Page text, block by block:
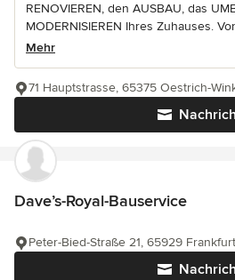
RENOVIEREN, den AUSBAU, das
MODERNISIEREN Ihres Zuhauses.
Mehr
71 Hauptstrasse, 65375 Oestrich-
Dave’s-Royal-Bauservice
Peter-Bied-Straße 21, 65929